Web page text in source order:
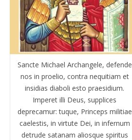
Sancte Michael Archangele, defende
nos in proelio, contra nequitiam et
insidias diaboli esto praesidium.
Imperet illi Deus, supplices
deprecamur: tuque, Princeps militiae
caelestis, in virtute Dei, in infernum
detrude satanam aliosque spiritus